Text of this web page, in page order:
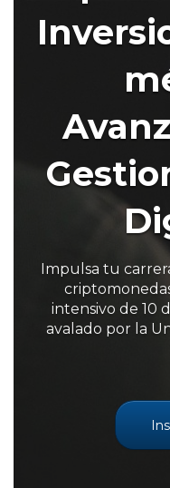
Impulsa tu
intensivo de 10
avalado por la